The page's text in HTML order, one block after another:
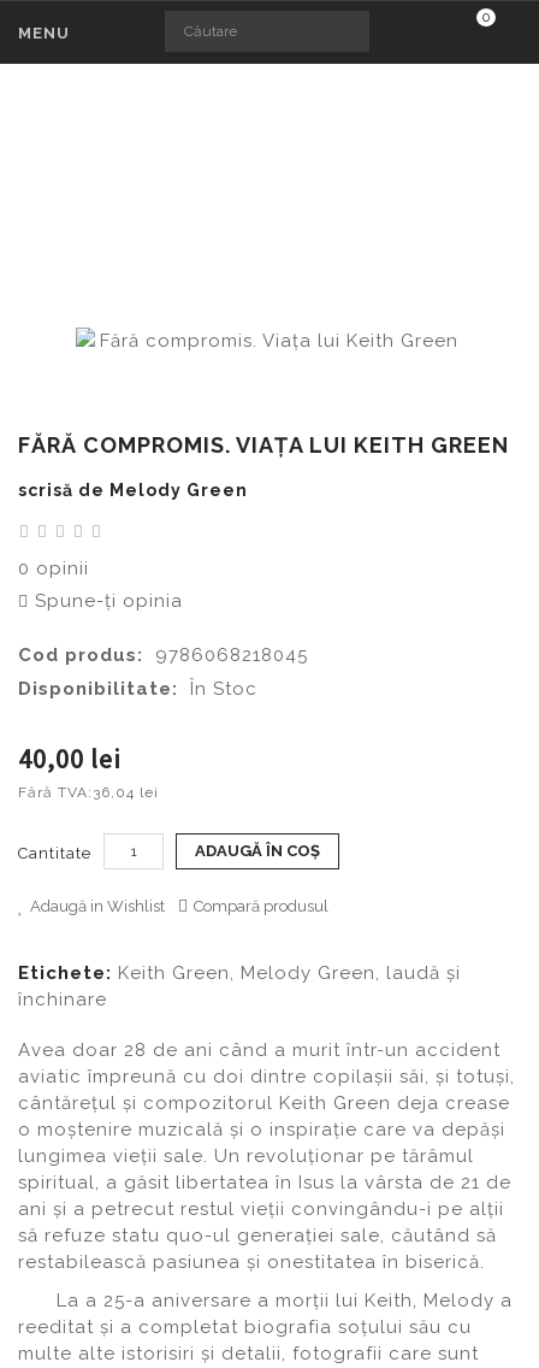
0
MENU
FĂRĂ COMPROMIS. VIAȚA LUI KEITH GREEN
scrisă de Melody Green
0 opinii
Spune-ţi opinia
Cod produs:
9786068218045
Disponibilitate:
În Stoc
40,00 lei
Fără TVA: 36,04 lei
Cantitate ADAUGĂ ÎN COŞ
Adaugă in Wishlist Compară produsul
Etichete: Keith Green, Melody Green, laudă și
închinare
Avea doar 28 de ani când a murit într-un accident
aviatic împreună cu doi dintre copilaşii săi, şi totuşi,
cântăreţul şi compozitorul Keith Green deja crease
o moştenire muzicală şi o inspiraţie care va depăşi
lungimea vieţii sale. Un revoluţionar pe tărâmul
spiritual, a găsit libertatea în Isus la vârsta de 21 de
ani şi a petrecut restul vieţii convingându-i pe alţii
să refuze statu quo-ul generaţiei sale, căutând să
restabilească pasiunea şi onestitatea în biserică.
La a 25-a aniversare a morţii lui Keith, Melody a
reeditat şi a completat biografia soţului său cu
multe alte istorisiri şi detalii, fotografii care sunt